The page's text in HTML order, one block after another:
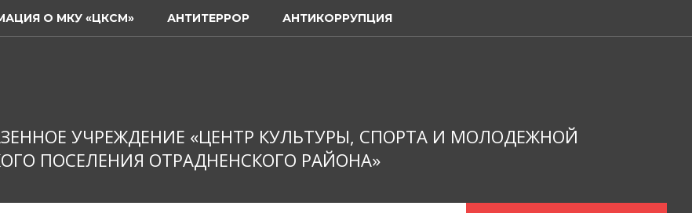
О МКУ «ЦКСМ» АНТИТЕРРОР АНТИКОРРУПЦИЯ
УЧРЕЖДЕНИЕ «ЦЕНТР КУЛЬТУРЫ, СПОРТА И МОЛОДЕЖНОЙ
ПОСЕЛЕНИЯ ОТРАДНЕНСКОГО РАЙОНА»